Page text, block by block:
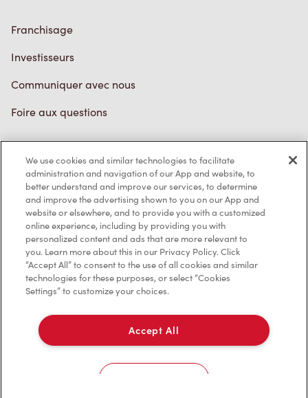
Franchisage
Investisseurs
Communiquer avec nous
Foire aux questions
Politique de confidentialité
Conditions de service
Marques de commerce
Accessibilité
Diagnostic
Contactez-nous
We use cookies and similar technologies to facilitate
administration and navigation of our App and website, to
better understand and improve our services, to determine
and improve the advertising shown to you on our App and
website or elsewhere, and to provide you with a customized
online experience, including by providing you with
personalized content and ads that are more relevant to
you. Learn more about this in our Privacy Policy. Click
“Accept All” to consent to the use of all cookies and similar
technologies for these purposes, or select “Cookies
Settings” to customize your choices.
Accept All